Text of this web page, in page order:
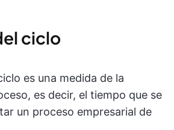
ciclo
es una medida de la
es decir, el tiempo que se
un proceso empresarial de